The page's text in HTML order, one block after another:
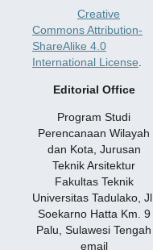
Creative
Commons Attribution-
ShareAlike 4.0
International License
Editorial Office
Program Studi
Perencanaan Wilayah
dan Kota, Jurusan
Teknik Arsitektur
Fakultas Teknik
Universitas Tadulako, Jl.
Soekarno Hatta Km. 9
Palu, Sulawesi Tengah
email